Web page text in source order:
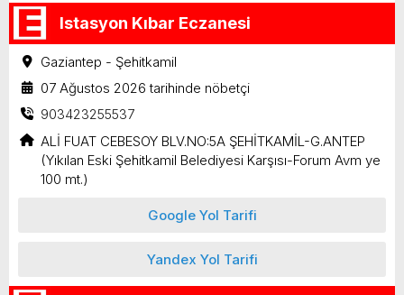
Istasyon Kıbar Eczanesi
Gaziantep - Şehitkamil
07 Ağustos 2026 tarihinde nöbetçi
903423255537
ALİ FUAT CEBESOY BLV.NO:5A ŞEHİTKAMİL-G.ANTEP
(Yıkılan Eski Şehitkamil Belediyesi Karşısı-Forum Avm ye
100 mt.)
Google Yol Tarifi
Yandex Yol Tarifi